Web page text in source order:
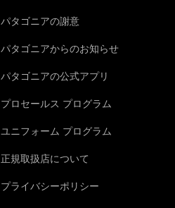
パタゴニアの謝意
パタゴニアからのお知らせ
パタゴニアの公式アプリ
プロセールス プログラム
ユニフォーム プログラム
正規取扱店について
プライバシーポリシー